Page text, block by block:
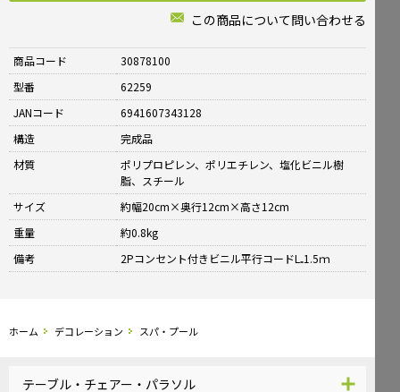
この商品について問い合わせる
商品コード
30878100
型番
62259
JANコード
6941607343128
構造
完成品
材質
ポリプロピレン、ポリエチレン、塩化ビニル樹
脂、スチール
サイズ
約幅20cm×奥行12cm×高さ12cm
重量
約0.8kg
備考
2Pコンセント付きビニル平行コードL₌1.5ｍ
ホーム デコレーション スパ・プール
テーブル・チェアー・パラソル